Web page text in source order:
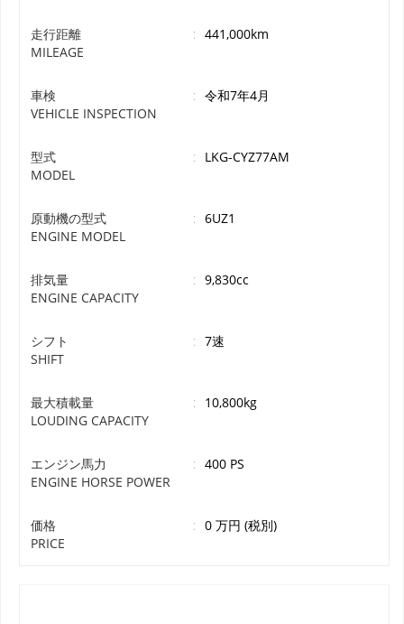
走行距離
MILEAGE
: 441,000km
車検
VEHICLE INSPECTION
: 令和7年4月
型式
MODEL
: LKG-CYZ77AM
原動機の型式
ENGINE MODEL
: 6UZ1
排気量
ENGINE CAPACITY
: 9,830cc
シフト
SHIFT
: 7速
最大積載量
LOUDING CAPACITY
: 10,800kg
エンジン馬力
ENGINE HORSE POWER
: 400 PS
価格
PRICE
: 0 万円 (税別)